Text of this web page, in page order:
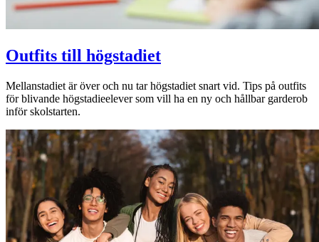
Outfits till högstadiet
Mellanstadiet är över och nu tar högstadiet snart vid. Tips på outfits
för blivande högstadieelever som vill ha en ny och hållbar garderob
inför skolstarten.